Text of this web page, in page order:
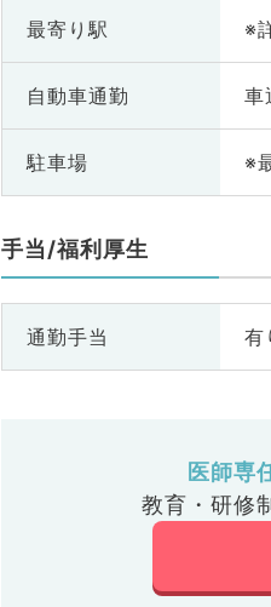
最寄り駅 ※
自動車通勤 車
駐車場 ※
手当/福利厚生
通勤手当 有
医師専
教育・研修